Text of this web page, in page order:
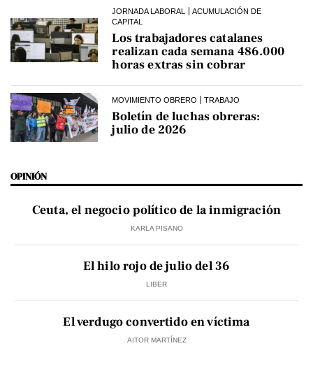
JORNADA LABORAL
ACUMULACIÓN DE
CAPITAL
Los trabajadores catalanes
realizan cada semana 486.000
horas extras sin cobrar
MOVIMIENTO OBRERO TRABAJO
Boletín de luchas obreras:
julio de 2026
OPINIÓN
Ceuta, el negocio político de la inmigración
KARLA PISANO
El hilo rojo de julio del 36
LIBER
El verdugo convertido en víctima
AITOR MARTÍNEZ